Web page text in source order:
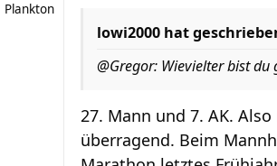
Plankton
lowi2000 hat
@Gregor: Wievielter bist du
27. Mann und 7. AK.
überragend. Beim